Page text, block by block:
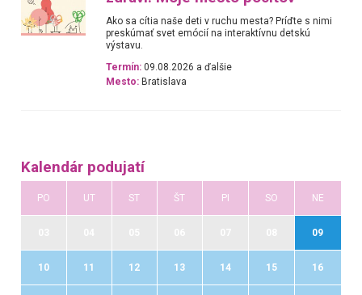
Ako sa cítia naše deti v ruchu mesta? Príďte s nimi
preskúmať svet emócií na interaktívnu detskú
výstavu.
Termín: 09.08.2026 a ďalšie
Mesto: Bratislava
Kalendár podujatí
PO UT ST ŠT PI SO NE
09
10 11 12 13 14 15 16